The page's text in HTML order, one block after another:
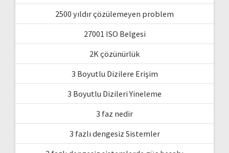
2500 yıldır çözülemeyen problem
27001 ISO Belgesi
2K çözünürlük
3 Boyutlu Dizilere Erişim
3 Boyutlu Dizileri Yineleme
3 faz nedir
3 fazlı dengesiz Sistemler